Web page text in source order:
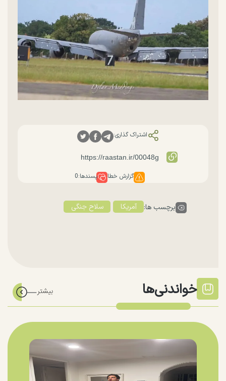
اشتراک گذاری:
گزارش خطا پسندها:0
برچسب ها: آمریکا سلاح جنگی
خواندنی‌ها